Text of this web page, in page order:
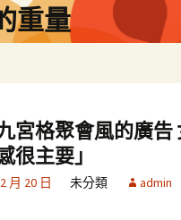
重量
宮格聚會風的廣告
很主要」
月 20 日 未分類 admin